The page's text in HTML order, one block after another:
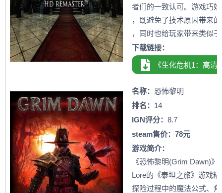
者们的一致认可。游戏巧
，既避免了技术原因带来
，同时也给玩家带来类似
下载链接：
《生化危机1：高清
名称： 恐怖黎明
排名： 14
IGN评分： 8.7
steam售价：78元
游戏简介：
《恐怖黎明(Grim Dawn)
Lore的《泰坦之旅》游戏
探险过程中的魔法公式、